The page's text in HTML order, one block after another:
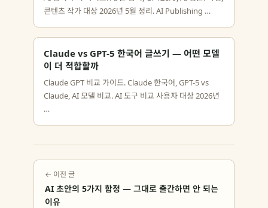
콘텐츠 작가 대상 2026년 5월 정리. AI Publishing …
Claude vs GPT-5 한국어 글쓰기 — 어떤 모델
이 더 적합할까
Claude GPT 비교 가이드. Claude 한국어, GPT-5 vs
Claude, AI 모델 비교. AI 도구 비교 사용자 대상 2026년
…
← 이전 글
AI 초안의 5가지 함정 — 그대로 출간하면 안 되는
이유